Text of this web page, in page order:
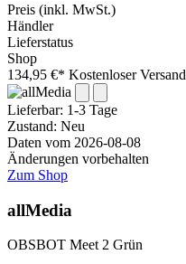
Preis (inkl. MwSt.)
Händler
Lieferstatus
Shop
134,95 €* Kostenloser Versand
Lieferbar: 1-3 Tage
Zustand: Neu
Daten vom 2026-08-08
Änderungen vorbehalten
Zum Shop
allMedia
OBSBOT Meet 2 Grün